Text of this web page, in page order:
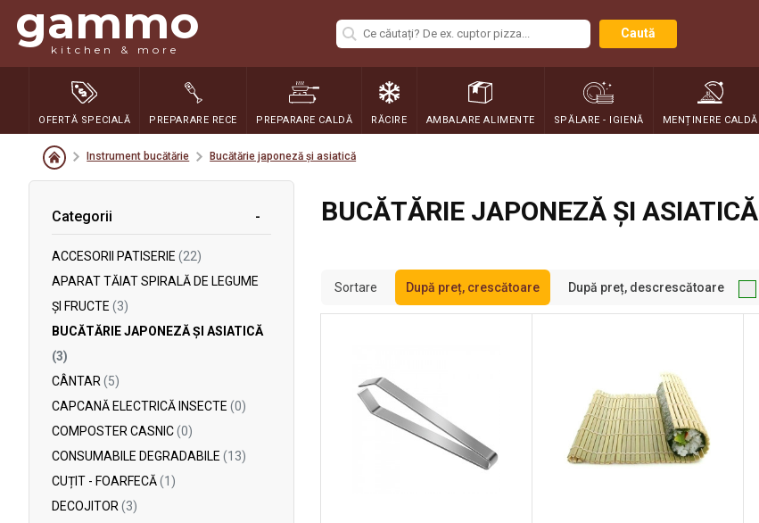
gammo
kitchen & more
Caută
OFERTĂ SPECIALĂ PREPARARE RECE PREPARARE CALDĂ RĂCIRE AMBALARE ALIMENTE SPĂLARE - IGIENĂ MENȚINERE CALDĂ
Instrument bucătărie Bucătărie japoneză și asiatică
Categorii
ACCESORII PATISERIE (22)
APARAT TĂIAT SPIRALĂ DE LEGUME
ȘI FRUCTE (3)
BUCĂTĂRIE JAPONEZĂ ȘI ASIATICĂ
(3)
CÂNTAR (5)
CAPCANĂ ELECTRICĂ INSECTE (0)
COMPOSTER CASNIC(0)
CONSUMABILE DEGRADABILE (13)
CUȚIT - FOARFECĂ(1)
DECOJITOR (3)
BUCĂTĂRIE JAPONEZĂ ȘI ASIATICĂ
Sortare După preț, crescătoare După preț, descrescătoare